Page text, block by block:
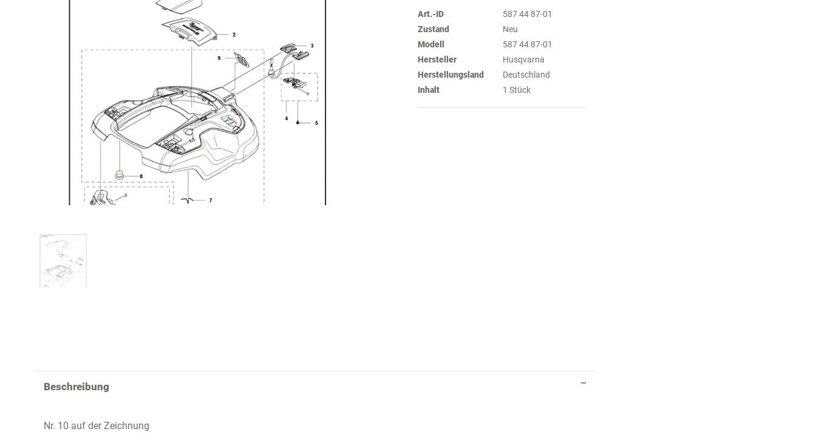
Art.-ID
587 44 87-01
Zustand
Neu
Modell
587 44 87-01
Hersteller
Husqvarna
Herstellungsland
Deutschland
Inhalt
1 Stück
Beschreibung
Nr. 10 auf der Zeichnung